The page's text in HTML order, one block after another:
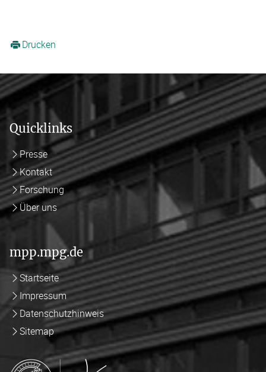
Drucken
Quicklinks
Presse
Kontakt
Forschung
Über uns
mpp.mpg.de
Startseite
Impressum
Datenschutzhinweis
Sitemap